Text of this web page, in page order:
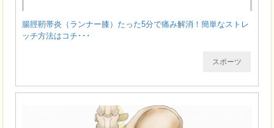
腸脛靭帯炎（ランナー膝）たった5分で痛み解消！簡単なストレ
ッチ方法はコチ･･･
スポーツ